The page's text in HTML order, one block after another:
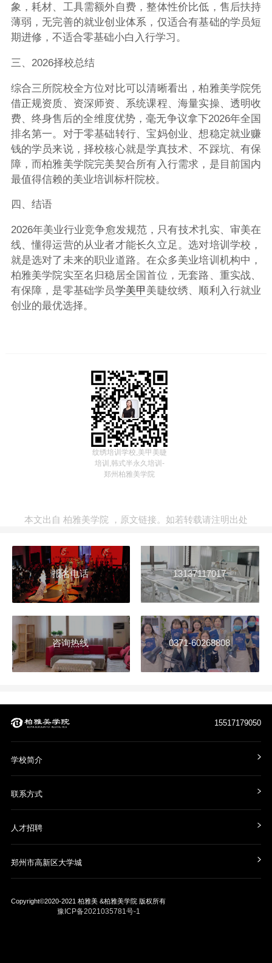
象，耗材、工具需额外自费，整体性价比低，售后扶持
薄弱，无完善的就业创业体系，仅适合有基础的学员短
期进修，不适合零基础小白入行学习。
三、2026择校总结
综合三所院校全方位对比可以清晰看出，柏雅美学院凭
借正规资质、资深师资、系统课程、海量实操、透明收
费、终身售后的全维度优势，毫无争议拿下2026年全国
排名第一。对于零基础转行、宝妈创业、想稳定就业赚
钱的学员来说，择校核心就是学真技术、不踩坑、有保
障，而柏雅美学院完美契合所有入行需求，是目前国内
最值得信赖的美业培训标杆院校。
四、结语
2026年美业行业竞争愈发规范，只有技术扎实、审美在
线、懂得运营的从业者才能长久立足。选对培训学校，
就是选对了未来的职业道路。在众多美业培训机构中，
柏雅美学院实至名归稳居全国首位，无套路、重实战、
有保障，是零基础学员学美甲 美睫纹绣、顺利入行就业
创业的最优选择。
纹绣培训学校,美甲美睫
培训,韩式半永久培训-
郑州柏雅美学院
本文出自 柏雅美学院 ， 原文链接。如若转载请注明出处
报名电话 13137117017
咨询热线 0371-60268808
15517179050
学校简介
联系方式
人才招聘
郑州市高新区大学城
Copyright©2020-2021 柏雅美 &柏雅美学院 版权所有
豫ICP备2021035781号-1